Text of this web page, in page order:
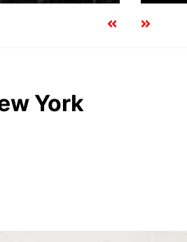
York